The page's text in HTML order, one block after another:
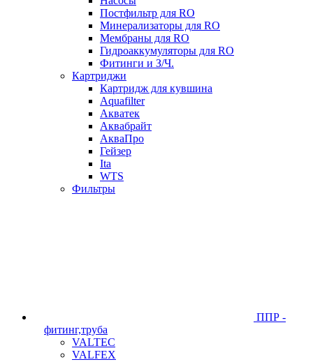
Постфильтр для RO
Минерализаторы для RO
Мембраны для RO
Гидроаккумуляторы для RO
Фитинги и З/Ч.
Картриджи
Картридж для кувшина
Aquafilter
Акватек
Аквабрайт
АкваПро
Гейзер
Ita
WTS
Фильтры
ППР -
фитинг,труба
VALTEC
VALFEX